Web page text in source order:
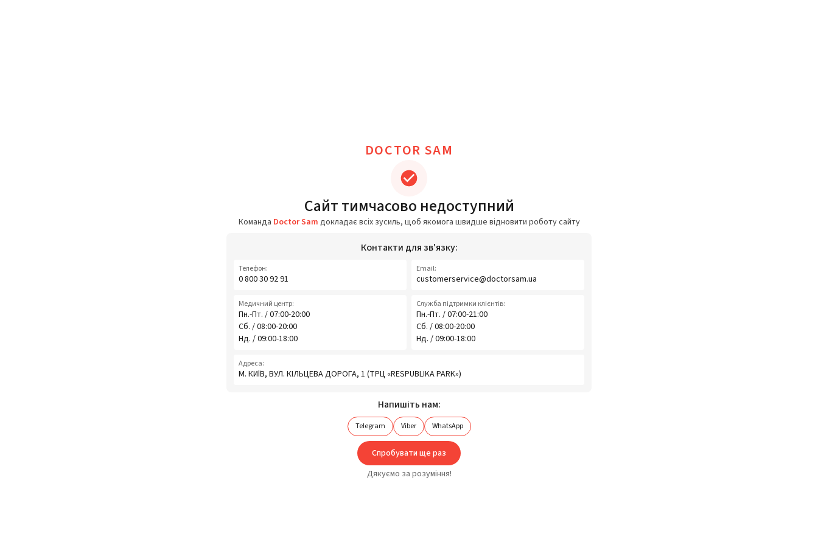
DOCTOR SAM
Сайт тимчасово недоступний
Команда Doctor Sam докладає всіх зусиль, щоб якомога швидше відновити роботу сайту
Контакти для зв'язку:
Телефон:
0 800 30 92 91
Email:
customerservice@doctorsam.ua
Медичний центр:
Пн.-Пт. / 07:00-20:00
Сб. / 08:00-20:00
Нд. / 09:00-18:00
Служба підтримки клієнтів:
Пн.-Пт. / 07:00-21:00
Сб. / 08:00-20:00
Нд. / 09:00-18:00
Адреса:
М. КИЇВ, ВУЛ. КІЛЬЦЕВА ДОРОГА, 1 (ТРЦ «RESPUBLIKA PARK»)
Напишіть нам:
Telegram Viber WhatsApp
Спробувати ще раз
Дякуємо за розуміння!